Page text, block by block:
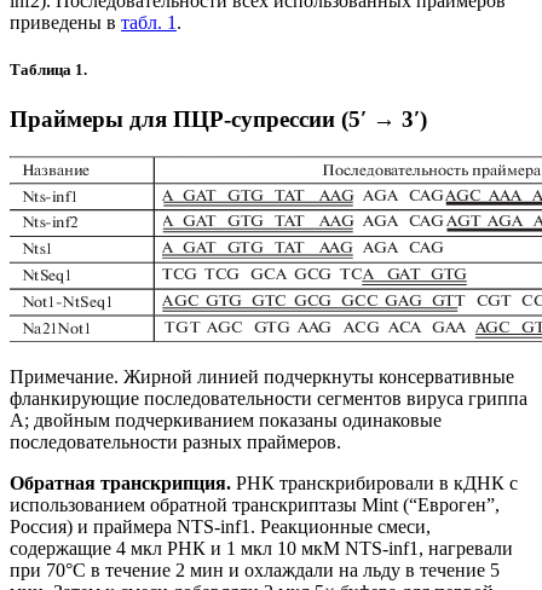
приведены в табл. 1 .
Таблица 1.
Праймеры для ПЦР-супрессии (5′ → 3′)
Примечание. Жирной линией подчеркнуты консервативные
фланкирующие последовательности сегментов вируса гриппа
А; двойным подчеркиванием показаны одинаковые
последовательности разных праймеров.
Обратная транскрипция. РНК транскрибировали в кДНК с
использованием обратной транскриптазы Mint (“Евроген”,
Россия) и праймера NTS-inf1. Реакционные смеси,
содержащие 4 мкл РНК и 1 мкл 10 мкМ NTS-inf1, нагревали
при 70°С в течение 2 мин и охлаждали на льду в течение 5